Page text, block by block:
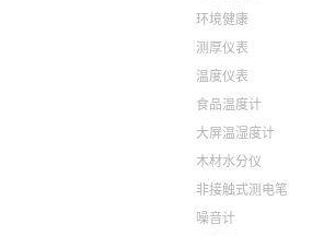
环境健康
测厚仪表
温度仪表
食品温度计
大屏温湿度计
木材水分仪
非接触式测电笔
噪音计